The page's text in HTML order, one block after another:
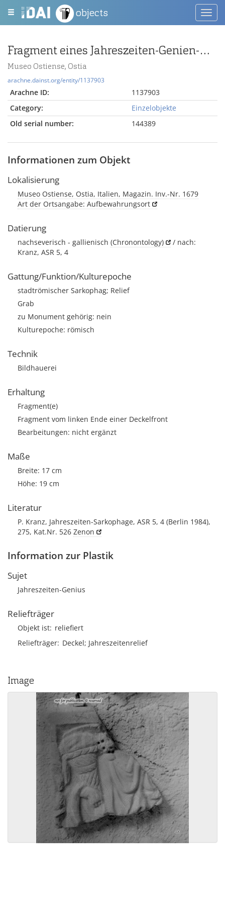
objects
Fragment eines Jahreszeiten-Genien-Deckels
Museo Ostiense, Ostia
arachne.dainst.org/entity/1137903
Arachne ID:
1137903
Category:
Einzelobjekte
Old serial number:
144389
Informationen zum Objekt
Lokalisierung
Museo Ostiense, Ostia, Italien, Magazin. Inv.-Nr. 1679
Art der Ortsangabe: Aufbewahrungsort
Datierung
nachseverisch - gallienisch (Chronontology)
/ nach:
Kranz, ASR 5, 4
Gattung/Funktion/Kulturepoche
stadtrömischer Sarkophag; Relief
Grab
zu Monument gehörig: nein
Kulturepoche: römisch
Technik
Bildhauerei
Erhaltung
Fragment(e)
Fragment vom linken Ende einer Deckelfront
Bearbeitungen: nicht ergänzt
Maße
Breite: 17 cm
Höhe: 19 cm
Literatur
P. Kranz, Jahreszeiten-Sarkophage, ASR 5, 4 (Berlin 1984),
275, Kat.Nr. 526 Zenon
Information zur Plastik
Sujet
Jahreszeiten-Genius
Reliefträger
Objekt ist reliefiert
Reliefträger Deckel; Jahreszeitenrelief
Image